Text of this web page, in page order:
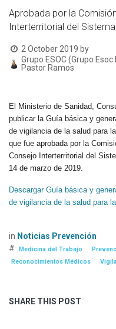
Aprobada por la
Interterritorial del
2 October 2019 by
Grupo ESOC (Grupo
Pastor Ramos
El Ministerio de Sanidad,
publicar la Guía básica y
de vigilancia de la salud para
que fue aprobada por la
Consejo Interterritorial del
14 de marzo de 2019.
Descargar Guía básica y
de vigilancia de la salud para
in Noticias Prevención
#
Medicina del Trabajo
Reconocimientos Médicos
SHARE THIS POST